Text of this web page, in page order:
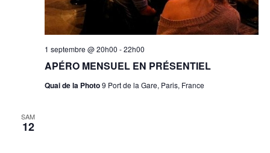
APÉRO MENSUEL EN PRÉSENTIEL
1 septembre @ 20h00 -22h00
Quai de la Photo9 Port de la Gare, Paris, France
SAM
12